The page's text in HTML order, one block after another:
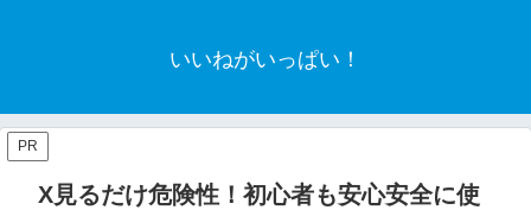
いいねがいっぱい！
PR
X見るだけ危険性！初心者も安心安全に使